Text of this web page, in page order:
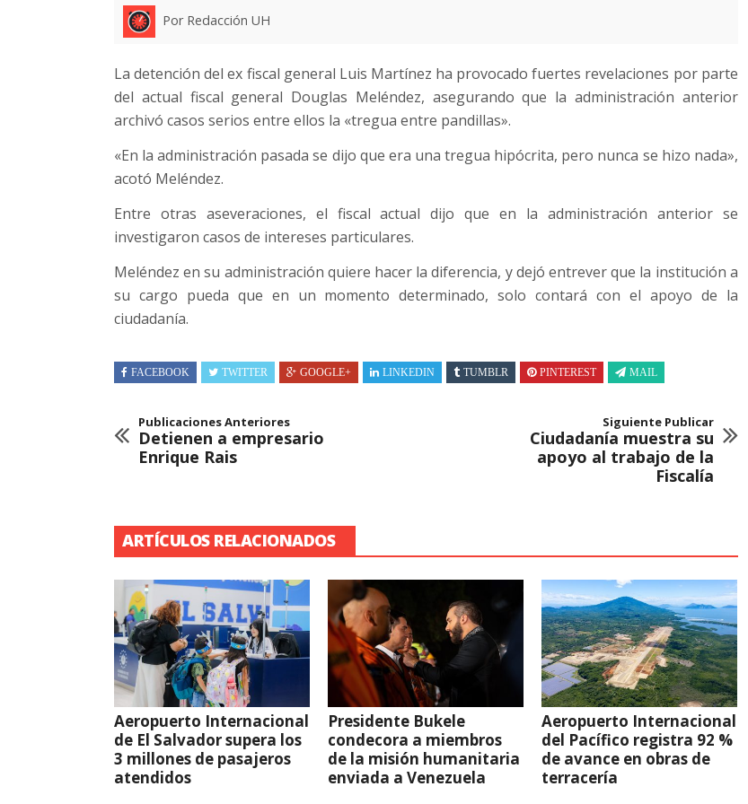
Por Redacción UH
La detención del ex fiscal general Luis Martínez ha provocado fuertes revelaciones por parte
del actual fiscal general Douglas Meléndez, asegurando que la administración anterior
archivó casos serios entre ellos la «tregua entre pandillas».
«En la administración pasada se dijo que era una tregua hipócrita, pero nunca se hizo nada»,
acotó Meléndez.
Entre otras aseveraciones, el fiscal actual dijo que en la administración anterior se
investigaron casos de intereses particulares.
Meléndez en su administración quiere hacer la diferencia, y dejó entrever que la institución a
su cargo pueda que en un momento determinado, solo contará con el apoyo de la
ciudadanía.
FACEBOOK TWITTER GOOGLE+ LINKEDIN TUMBLR PINTEREST MAIL
Publicaciones Anteriores
Detienen a empresario
Enrique Rais
Siguiente Publicar
Ciudadanía muestra su
apoyo al trabajo de la
Fiscalía
ARTÍCULOS RELACIONADOS
Aeropuerto Internacional
de El Salvador supera los
3 millones de pasajeros
atendidos
Presidente Bukele
condecora a miembros
de la misión humanitaria
enviada a Venezuela
Aeropuerto Internacional
del Pacífico registra 92 %
de avance en obras de
terracería